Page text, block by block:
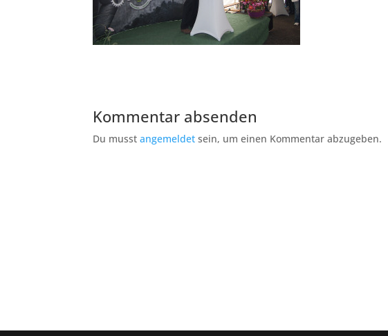
Kommentar absenden
Du musstangemeldet sein, um einen Kommentar abzugeben.